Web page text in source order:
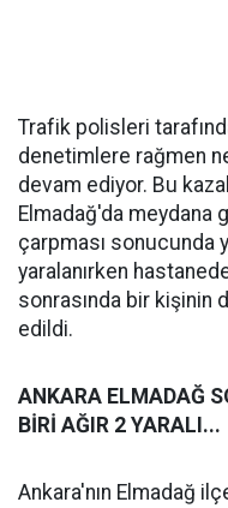
Trafik polisleri
denetimlere rağmen
devam ediyor. Bu
Elmadağ'da meydana
çarpması sonucunda
yaralanırken
sonrasında bir kişinin
edildi.
ANKARA ELMADAĞ
BİRİ AĞIR 2 YARALI...
Ankara'nın Elmadağ